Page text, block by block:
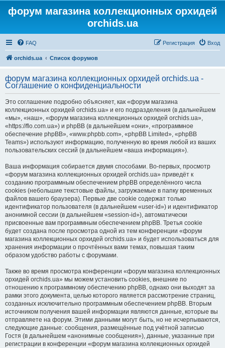
форум магазина коллекционных орхидей
orchids.ua
FAQ Вход
Регистрация
orchids.ua Список форумов
форум магазина коллекционных орхидей orchids.ua -
Соглашение о конфиденциальности
Это соглашение подробно объясняет, как «форум магазина
коллекционных орхидей orchids.ua» и его подразделения (в дальнейшем
«мы», «наш», «форум магазина коллекционных орхидей orchids.ua»,
«https://flo.com.ua») и phpBB (в дальнейшем «они», «программное
обеспечение phpBB», «www.phpbb.com», «phpBB Limited», «phpBB
Teams») используют информацию, полученную во время любой из ваших
пользовательских сессий (в дальнейшем «ваша информация»).
Ваша информация собирается двумя способами. Во-первых, просмотр
«форум магазина коллекционных орхидей orchids.ua» приведёт к
созданию программным обеспечением phpBB определённого числа
cookies (небольшие текстовые файлы, загружаемые в папку временных
файлов вашего браузера). Первые две cookie содержат только
идентификатор пользователя (в дальнейшем «user-id») и идентификатор
анонимной сессии (в дальнейшем «session-id»), автоматически
присвоенные вам программным обеспечением phpBB. Третья cookie
будет создана после просмотра одной из тем конференции «форум
магазина коллекционных орхидей orchids.ua» и будет использоваться для
хранения информации о прочтённых вами темах, повышая таким
образом удобство работы с форумами.
Также во время просмотра конференции «форум магазина коллекционных
орхидей orchids.ua» мы можем установить cookies, внешние по
отношению к программному обеспечению phpBB, однако они выходят за
рамки этого документа, целью которого является рассмотрение страниц,
созданных исключительно программным обеспечением phpBB. Вторым
источником получения вашей информации являются данные, которые вы
отправляете на форум. Этими данными могут быть, но не исчерпываются,
следующие данные: сообщения, размещённые под учётной записью
Гостя (в дальнейшем «анонимные сообщения»), данные, указанные при
регистрации в конференции «форум магазина коллекционных орхидей